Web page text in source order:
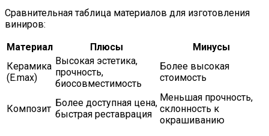
Сравнительная таблица материалов для изготовления
виниров:
Материал
Плюсы
Минусы
Керамика
(E.max)
Высокая эстетика,
прочность,
биосовместимость
Более высокая
стоимость
Композит
Более доступная цена,
быстрая реставрация
Меньшая прочность,
склонность к
окрашиванию